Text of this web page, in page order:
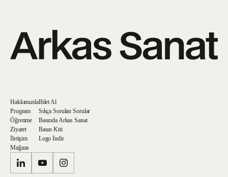
Hakkımızda
Program
Öğrenme
Ziyaret
İletişim
Mağaza
Bilet Al
Sıkça Sorulan Sorular
Basında Arkas Sanat
Basın Kiti
Logo İndir